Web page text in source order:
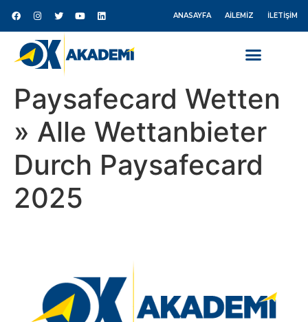
ANASAYFA AILEMIZ İLETIŞIM
Paysafecard Wetten
» Alle Wettanbieter
Durch Paysafecard
2025